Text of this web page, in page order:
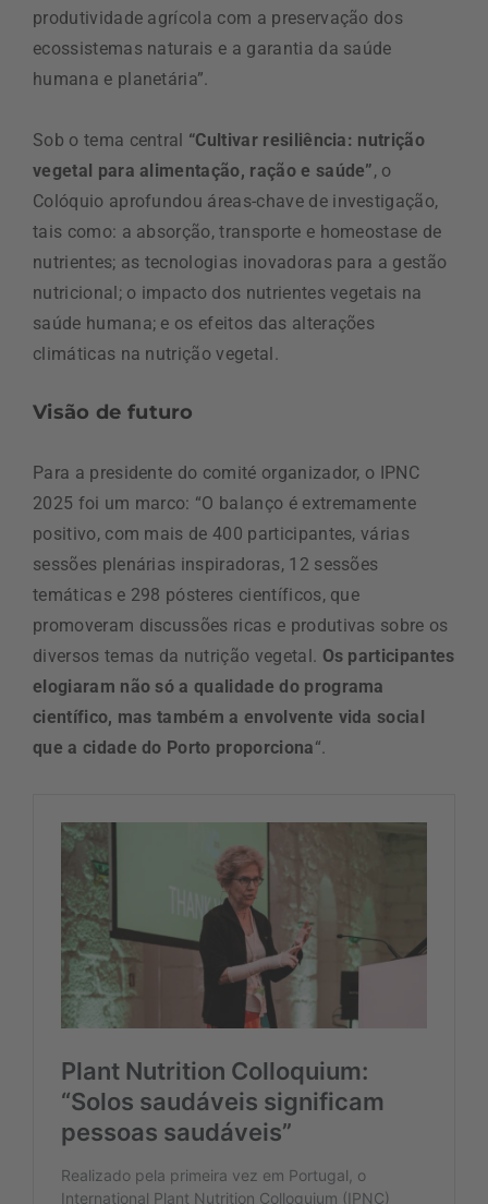
produtividade agrícola com a preservação dos
ecossistemas naturais e a garantia da saúde
humana e planetária”.
Sob o tema central “Cultivar resiliência: nutrição
vegetal para alimentação, ração e saúde”, o
Colóquio aprofundou áreas-chave de investigação,
tais como: a absorção, transporte e homeostase de
nutrientes; as tecnologias inovadoras para a gestão
nutricional; o impacto dos nutrientes vegetais na
saúde humana; e os efeitos das alterações
climáticas na nutrição vegetal.
Visão de futuro
Para a presidente do comité organizador, o IPNC
2025 foi um marco: “O balanço é extremamente
positivo, com mais de 400 participantes, várias
sessões plenárias inspiradoras, 12 sessões
temáticas e 298 pósteres científicos, que
promoveram discussões ricas e produtivas sobre os
diversos temas da nutrição vegetal. Os participantes
elogiaram não só a qualidade do programa
científico, mas também a envolvente vida social
que a cidade do Porto proporciona“.